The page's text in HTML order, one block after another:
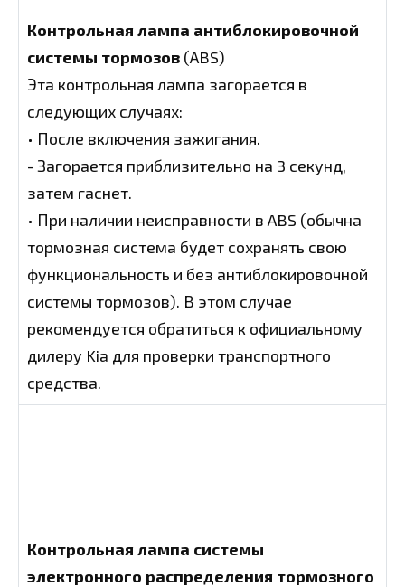
Контрольная лампа антиблокировочной
системы тормозов (ABS)
Эта контрольная лампа загорается в
следующих случаях:
• После включения зажигания.
- Загорается приблизительно на 3 секунд,
затем гаснет.
• При наличии неисправности в ABS (обычна
тормозная система будет сохранять свою
функциональность и без антиблокировочной
системы тормозов). В этом случае
рекомендуется обратиться к официальному
дилеру Kia для проверки транспортного
средства.
Контрольная лампа системы
электронного распределения тормозного